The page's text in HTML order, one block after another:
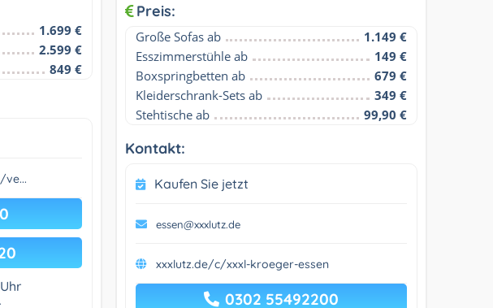
1.699 €
2.599 €
849 €
Preis:
Große Sofas ab
1.149 €
Esszimmerstühle ab
149 €
Boxspringbetten ab
679 €
Kleiderschrank-Sets ab
349 €
Stehtische ab
99,90 €
Kontakt:
Kaufen Sie jetzt
essen@xxxlutz.de
xxxlutz.de/c/xxxl-kroeger-essen
0302 55492200